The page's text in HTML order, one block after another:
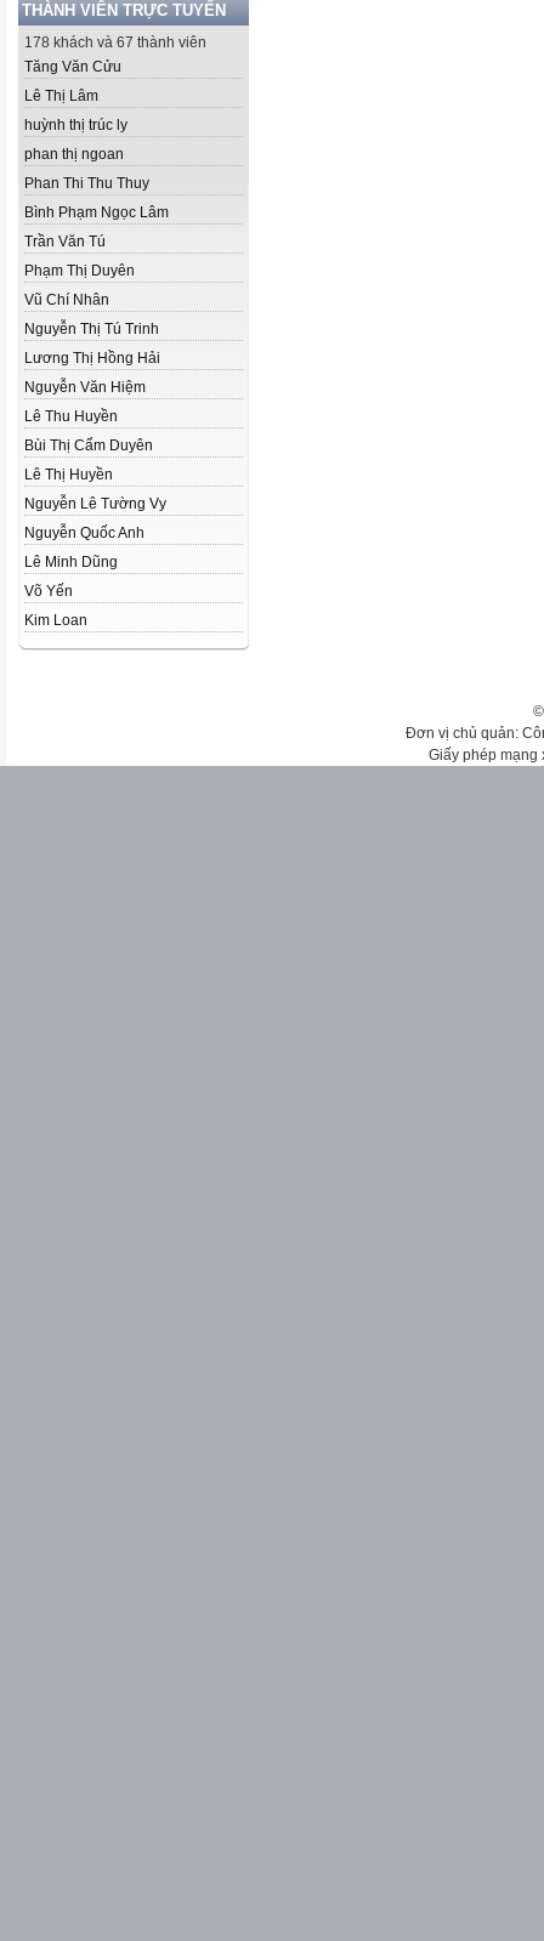
THÀNH VIÊN TRỰC TUYẾN
178 khách và 67 thành viên
Tăng Văn Cửu
Lê Thị Lâm
huỳnh thị trúc ly
phan thị ngoan
Phan Thi Thu Thuy
Bình Phạm Ngọc Lâm
Trần Văn Tú
Phạm Thị Duyên
Vũ Chí Nhân
Nguyễn Thị Tú Trinh
Lương Thị Hồng Hải
Nguyễn Văn Hiệm
Lê Thu Huyền
Bùi Thị Cẩm Duyên
Lê Thị Huyền
Nguyễn Lê Tường Vy
Nguyễn Quốc Anh
Lê Minh Dũng
Võ Yến
Kim Loan
Đơn vị chủ quản:
Giấy phép mạng